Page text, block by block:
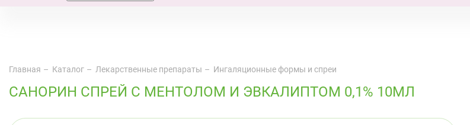
Главная Каталог Лекарственные препараты Ингаляционные формы и спреи
САНОРИН СПРЕЙ С МЕНТОЛОМ И ЭВКАЛИПТОМ 0,1% 10МЛ